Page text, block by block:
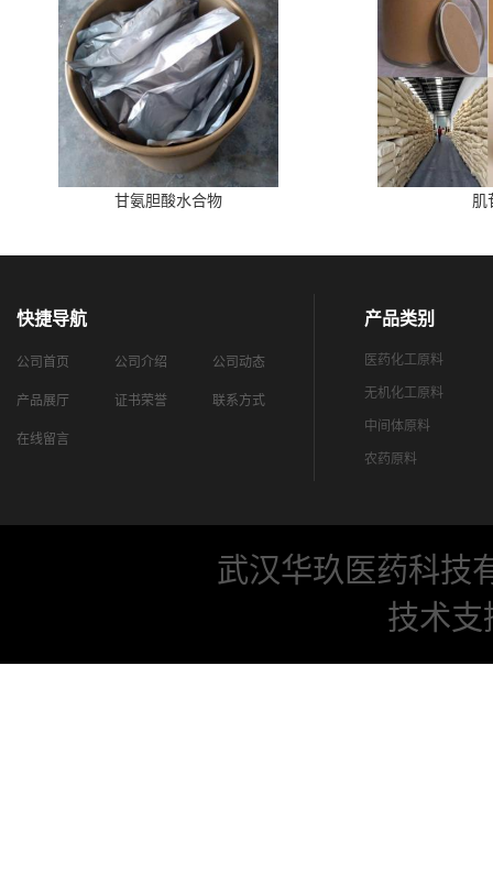
甘氨胆酸水合物 肌
快捷导航
公司首页 公司介绍 公司动态
产品展厅 证书荣誉 联系方式
在线留言
产品类别
医药化工原料
无机化工原料
中间体原料
农药原料
武汉华玖医药科技
技术